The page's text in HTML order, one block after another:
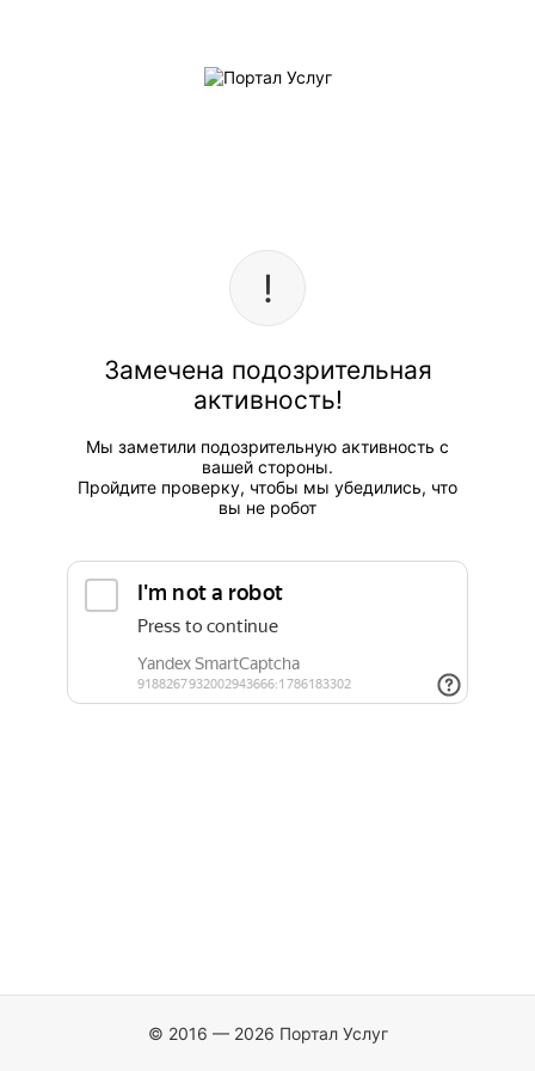
Замечена подозрительная
активность!
Мы заметили подозрительную активность с
вашей стороны.
Пройдите проверку, чтобы мы убедились, что
вы не робот
© 2016 — 2026 Портал Услуг